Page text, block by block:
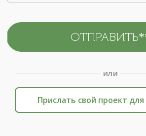
или
Прислать свой проект